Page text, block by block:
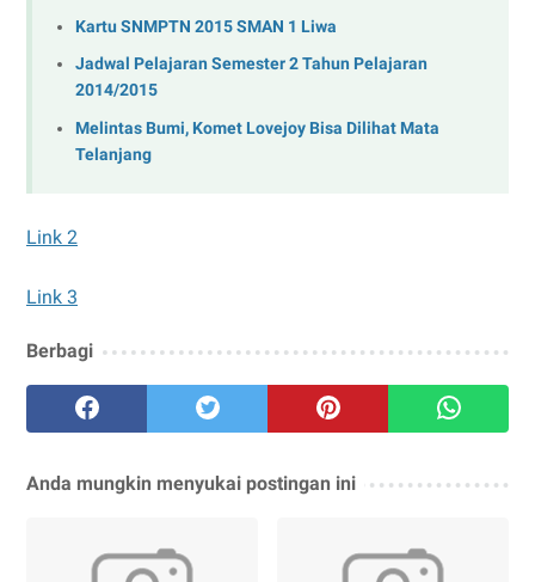
Kartu SNMPTN 2015 SMAN 1 Liwa
Jadwal Pelajaran Semester 2 Tahun Pelajaran
2014/2015
Melintas Bumi, Komet Lovejoy Bisa Dilihat Mata
Telanjang
Link 2
Link 3
Berbagi
Anda mungkin menyukai postingan ini